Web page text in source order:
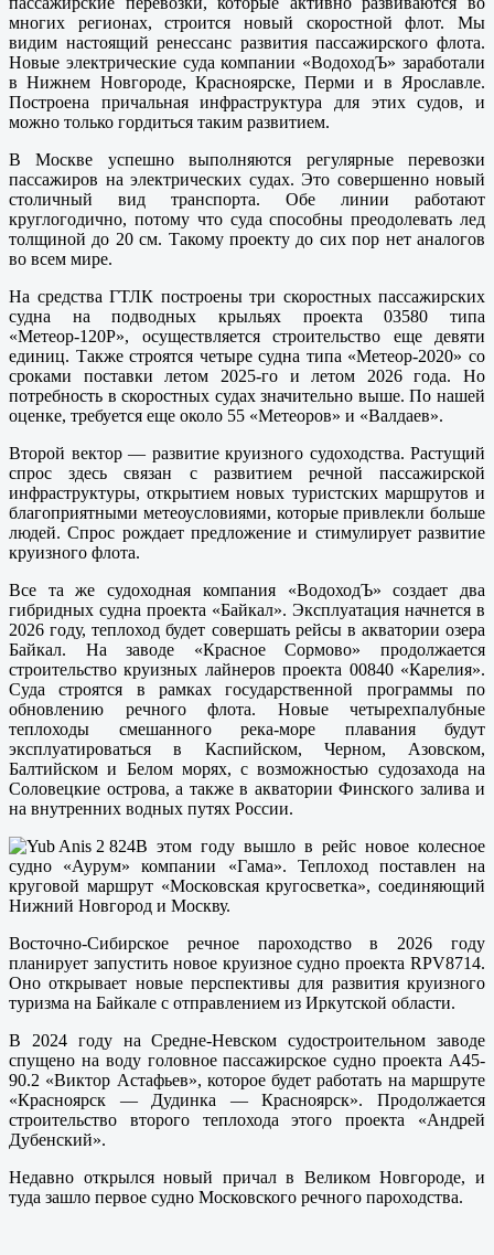
многих регионах, строится новый скоростной флот. Мы
видим настоящий ренессанс развития пассажирского флота.
Новые электрические суда компании «ВодоходЪ» заработали
в Нижнем Новгороде, Красноярске, Перми и в Ярославле.
Построена причальная инфраструктура для этих судов, и
можно только гордиться таким развитием.
В Москве успешно выполняются регулярные перевозки
пассажиров на электрических судах. Это совершенно новый
столичный вид транспорта. Обе линии работают
круглогодично, потому что суда способны преодолевать лед
толщиной до 20 см. Такому проекту до сих пор нет аналогов
во всем мире.
На средства ГТЛК построены три скоростных пассажирских
судна на подводных крыльях проекта 03580 типа
«Метеор-120Р», осуществляется строительство еще девяти
единиц. Также строятся четыре судна типа «Метеор-2020» со
сроками поставки летом 2025-го и летом 2026 года. Но
потребность в скоростных судах значительно выше. По нашей
оценке, требуется еще около 55 «Метеоров» и «Валдаев».
Второй вектор — развитие круизного судоходства. Растущий
спрос здесь связан с развитием речной пассажирской
инфраструктуры, открытием новых туристских маршрутов и
благоприятными метеоусловиями, которые привлекли больше
людей. Спрос рождает предложение и стимулирует развитие
круизного флота.
Все та же судоходная компания «ВодоходЪ» создает два
гибридных судна проекта «Байкал». Эксплуатация начнется в
2026 году, теплоход будет совершать рейсы в акватории озера
Байкал. На заводе «Красное Сормово» продолжается
строительство круизных лайнеров проекта 00840 «Карелия».
Суда строятся в рамках государственной программы по
обновлению речного флота. Новые четырехпалубные
теплоходы смешанного река-море плавания будут
эксплуатироваться в Каспийском, Черном, Азовском,
Балтийском и Белом морях, с возможностью судозахода на
Соловецкие острова, а также в акватории Финского залива и
на внутренних водных путях России.
В этом году вышло в рейс новое колесное
судно «Аурум» компании «Гама». Теплоход поставлен на
круговой маршрут «Московская кругосветка», соединяющий
Нижний Новгород и Москву.
Восточно-Сибирское речное пароходство в 2026 году
планирует запустить новое круизное судно проекта RPV8714.
Оно открывает новые перспективы для развития круизного
туризма на Байкале с отправлением из Иркутской области.
В 2024 году на Средне-Невском судостроительном заводе
спущено на воду головное пассажирское судно проекта А45-
90.2 «Виктор Астафьев», которое будет работать на маршруте
«Красноярск — Дудинка — Красноярск». Продолжается
строительство второго теплохода этого проекта «Андрей
Дубенский».
Недавно открылся новый причал в Великом Новгороде, и
туда зашло первое судно Московского речного пароходства.